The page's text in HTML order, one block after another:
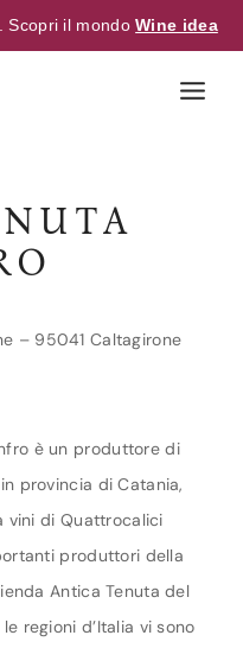
Scopri il mondoWine idea
– 95041 Caltagirone
è un produttore di
provincia di Catania,
vini di Quattrocalici
produttori della
Antica Tenuta del
regioni d’Italia vi sono